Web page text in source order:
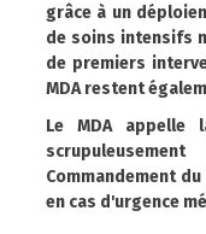
grâce à un
de soins intensifs
de premiers
MDA restent
Le MDA appelle
Commandement
en cas d'urgence